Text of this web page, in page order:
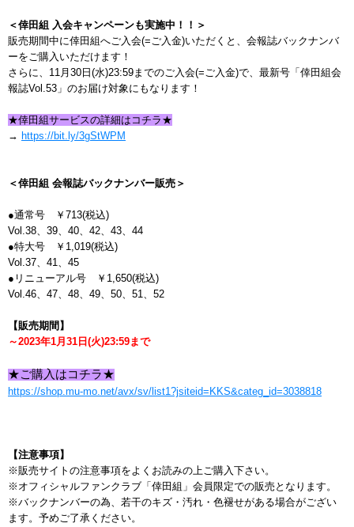
＜倖田組 入会キャンペーンも実施中！！＞
販売期間中に倖田組へご入会(=ご入金)いただくと、会報誌バックナンバ
ーをご購入いただけます！
さらに、11月30日(水)23:59までのご入会(=ご入金)で、最新号「倖田組会
報誌Vol.53」のお届け対象にもなります！
★倖田組サービスの詳細はコチラ★
→ https://bit.ly/3gStWPM
＜倖田組 会報誌バックナンバー販売＞
●通常号 ￥713(税込)
Vol.38、39、40、42、43、44
●特大号 ￥1,019(税込)
Vol.37、41、45
●リニューアル号 ￥1,650(税込)
Vol.46、47、48、49、50、51、52
【販売期間】
～2023年1月31日(火)23:59まで
★ご購入はコチラ★
https://shop.mu-mo.net/avx/sv/list1?jsiteid=KKS&categ_id=3038818
【注意事項】
※販売サイトの注意事項をよくお読みの上ご購入下さい。
※オフィシャルファンクラブ「倖田組」会員限定での販売となります。
※バックナンバーの為、若干のキズ・汚れ・色褪せがある場合がござい
ます。予めご了承ください。